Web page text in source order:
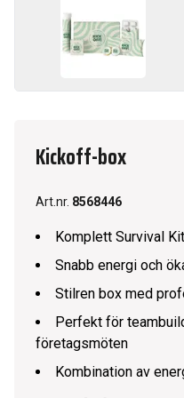
Kickoff-box
Art.nr. 8568446
Komplett Survival
Snabb energi och
Stilren box med
Perfekt för
företagsmöten
Kombination av